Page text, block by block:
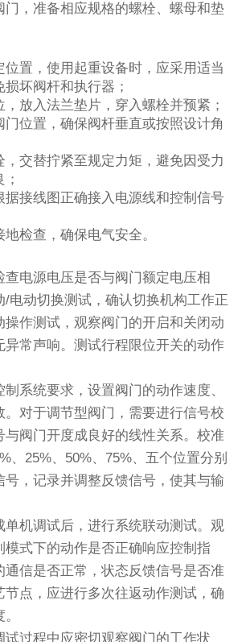
门，准备相应规格的螺栓、螺母和垫
位置，使用起重设备时，应采用适当
坏阀杆和执行器；
放入法兰垫片，穿入螺栓并预紧；
门位置，确保阀杆垂直或按照设计角
，交替拧紧至规定力矩，避免因受力
据接线图正确接入电源线和控制信号
检查，确保电气安全。
查电源电压是否与阀门额定电压相
/电动切换测试，确认切换机构工作正
操作测试，观察阀门的开启和关闭动
异常声响。测试行程限位开关的动作
系统要求，设置阀门的动作速度、
。对于调节型阀门，需要进行信号校
与阀门开度成良好的线性关系。校准
、25%、50%、75%、五个位置分别
号，记录并调整反馈信号，使其与输
单机调试后，进行系统联动测试。观
模式下的动作是否正确响应控制指
通信是否正常，状态反馈信号是否准
节点，应进行多次往返动作测试，确
试过程中应密切观察阀门的工作状